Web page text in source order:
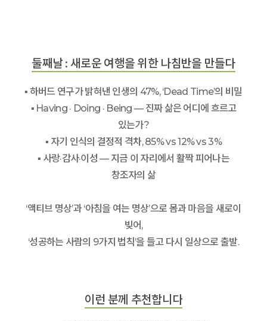
둘째날 : 새로운 여행을 위한 나침반을 만들다
▪ 하버드 연구가 밝혀낸 인생의 47%, ‘Dead Time’의 비밀
▪ Having · Doing · Being — 진짜 삶은 어디에 흐르고
있는가?
▪ 자기 인식의 결정적 격차, 85% vs 12% vs 3%
▪ 사랑·감사·이성 — 지금 이 자리에서 활짝 피어나는
창조자의 삶
‘액티브 명상’과 ‘아침을 여는 명상’으로 몸과 마음을 새로이
빚어,
‘성공하는 사람의 9가지 법칙’을 들고 다시 일상으로 출발.
이런 분께 추천합니다